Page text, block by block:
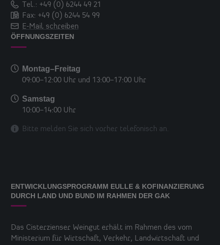
Tel.: +49 (0) 6244 49 21
Fax: +49 (0) 6244 54 99
E-Mail schreiben
ÖFFNUNGSZEITEN
Montag–Freitag
09:00–12:00 Uhr und 13:00–17:00 Uhr
Samstag
10:00–14:00 Uhr
Bitte melden Sie sich vorher telefonisch an.
ENTWICKLUNGSPROGRAMM EULLE & KOFINANZIERUNG
DURCH LAND UND BUND IM RAHMEN DER GAK
Das Cisterzienser Weingut erhält im Rahmen des vom
Ministerium für Wirtschaft, Verkehr, Landwirtschaft und